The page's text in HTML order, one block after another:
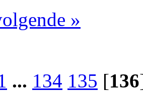
»
... 134 135 [136